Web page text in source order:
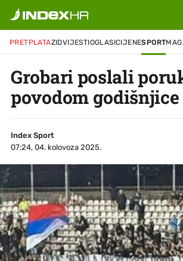
PRETPLATAZIDVIJESTIOGLASICIJENESPORT
Grobari poslali
povodom godišnjice
Index Sport
07:24, 04. kolovoza 2025.